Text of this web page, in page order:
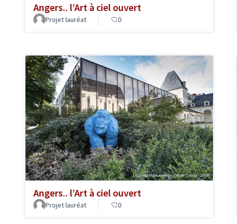
Angers.. l’Art à ciel ouvert
Projet lauréat 0
Angers.. l’Art à ciel ouvert
Projet lauréat 0